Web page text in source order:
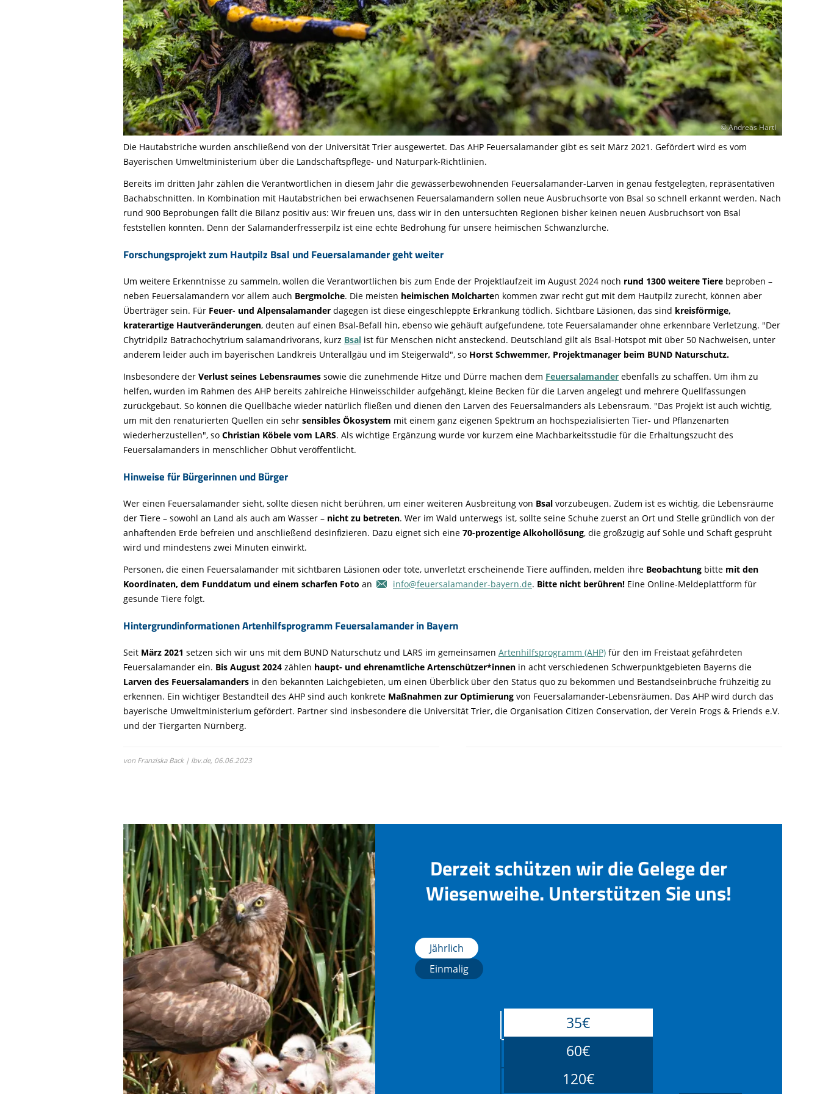
© Andreas Hartl
Die Hautabstriche wurden anschließend von der Universität Trier ausgewertet. Das AHP Feuersalamander gibt es seit März 2021. Gefördert wird es vom
Bayerischen Umweltministerium über die Landschaftspflege- und Naturpark-Richtlinien.
Bereits im dritten Jahr zählen die Verantwortlichen in diesem Jahr die gewässerbewohnenden Feuersalamander-Larven in genau festgelegten, repräsentativen
Bachabschnitten. In Kombination mit Hautabstrichen bei erwachsenen Feuersalamandern sollen neue Ausbruchsorte von Bsal so schnell erkannt werden. Nach
rund 900 Beprobungen fällt die Bilanz positiv aus: Wir freuen uns, dass wir in den untersuchten Regionen bisher keinen neuen Ausbruchsort von Bsal
feststellen konnten. Denn der Salamanderfresserpilz ist eine echte Bedrohung für unsere heimischen Schwanzlurche.
Forschungsprojekt zum Hautpilz Bsal und Feuersalamander geht weiter
Um weitere Erkenntnisse zu sammeln, wollen die Verantwortlichen bis zum Ende der Projektlaufzeit im August 2024 noch rund 1300 weitere Tiere beproben –
neben Feuersalamandern vor allem auch Bergmolche. Die meisten heimischen Molcharten kommen zwar recht gut mit dem Hautpilz zurecht, können aber
Überträger sein. Für Feuer- und Alpensalamander dagegen ist diese eingeschleppte Erkrankung tödlich. Sichtbare Läsionen, das sind kreisförmige,
kraterartige Hautveränderungen, deuten auf einen Bsal-Befall hin, ebenso wie gehäuft aufgefundene, tote Feuersalamander ohne erkennbare Verletzung. "Der
Chytridpilz Batrachochytrium salamandrivorans, kurz Bsal ist für Menschen nicht ansteckend. Deutschland gilt als Bsal-Hotspot mit über 50 Nachweisen, unter
anderem leider auch im bayerischen Landkreis Unterallgäu und im Steigerwald", so Horst Schwemmer, Projektmanager beim BUND Naturschutz.
Insbesondere der Verlust seines Lebensraumes sowie die zunehmende Hitze und Dürre machen dem Feuersalamander ebenfalls zu schaffen. Um ihm zu
helfen, wurden im Rahmen des AHP bereits zahlreiche Hinweisschilder aufgehängt, kleine Becken für die Larven angelegt und mehrere Quellfassungen
zurückgebaut. So können die Quellbäche wieder natürlich fließen und dienen den Larven des Feuersalmanders als Lebensraum. "Das Projekt ist auch wichtig,
um mit den renaturierten Quellen ein sehr sensibles Ökosystem mit einem ganz eigenen Spektrum an hochspezialisierten Tier- und Pflanzenarten
wiederherzustellen", so Christian Köbele vom LARS. Als wichtige Ergänzung wurde vor kurzem eine Machbarkeitsstudie für die Erhaltungszucht des
Feuersalamanders in menschlicher Obhut veröffentlicht.
Hinweise für Bürgerinnen und Bürger
Wer einen Feuersalamander sieht, sollte diesen nicht berühren, um einer weiteren Ausbreitung von Bsal vorzubeugen. Zudem ist es wichtig, die Lebensräume
der Tiere – sowohl an Land als auch am Wasser – nicht zu betreten. Wer im Wald unterwegs ist, sollte seine Schuhe zuerst an Ort und Stelle gründlich von der
anhaftenden Erde befreien und anschließend desinfizieren. Dazu eignet sich eine 70-prozentige Alkohollösung, die großzügig auf Sohle und Schaft gesprüht
wird und mindestens zwei Minuten einwirkt.
Personen, die einen Feuersalamander mit sichtbaren Läsionen oder tote, unverletzt erscheinende Tiere auffinden, melden ihre Beobachtung bitte mit den
Koordinaten, dem Funddatum und einem scharfen Foto an info@feuersalamander-bayern.de. Bitte nicht berühren! Eine Online-Meldeplattform für
gesunde Tiere folgt.
Hintergrundinformationen Artenhilfsprogramm Feuersalamander in Bayern
Seit März 2021 setzen sich wir uns mit dem BUND Naturschutz und LARS im gemeinsamen Artenhilfsprogramm (AHP) für den im Freistaat gefährdeten
Feuersalamander ein. Bis August 2024 zählen haupt- und ehrenamtliche Artenschützer*innen in acht verschiedenen Schwerpunktgebieten Bayerns die
Larven des Feuersalamanders in den bekannten Laichgebieten, um einen Überblick über den Status quo zu bekommen und Bestandseinbrüche frühzeitig zu
erkennen. Ein wichtiger Bestandteil des AHP sind auch konkrete Maßnahmen zur Optimierung von Feuersalamander-Lebensräumen. Das AHP wird durch das
bayerische Umweltministerium gefördert. Partner sind insbesondere die Universität Trier, die Organisation Citizen Conservation, der Verein Frogs & Friends e.V.
und der Tiergarten Nürnberg.
von Franziska Back | lbv.de, 06.06.2023
Derzeit schützen wir die Gelege der
Wiesenweihe. Unterstützen Sie uns!
Jährlich
Einmalig
35€
60€
120€